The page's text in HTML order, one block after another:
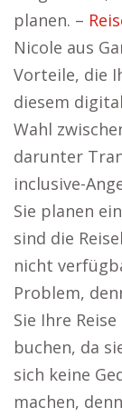
planen. –
Nicole aus
Vorteile, die
diesem
Wahl
darunter
inclusive-
Sie planen
sind die
nicht
Problem,
Sie Ihre
buchen, da
sich keine
machen,